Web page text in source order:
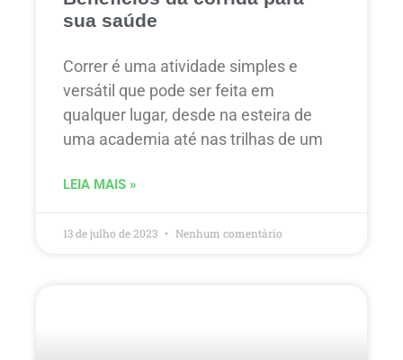
sua saúde
Correr é uma atividade simples e
versátil que pode ser feita em
qualquer lugar, desde na esteira de
uma academia até nas trilhas de um
LEIA MAIS »
13 de julho de 2023 Nenhum comentário